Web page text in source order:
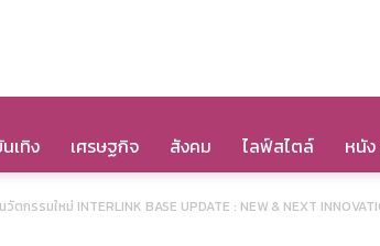
เทิง เศรษฐกิจ สังคม ไลฟ์สไตล์ หนั
ตกรรมใหม่ INTERLINK BASE UPDATE : NEW & NEXT